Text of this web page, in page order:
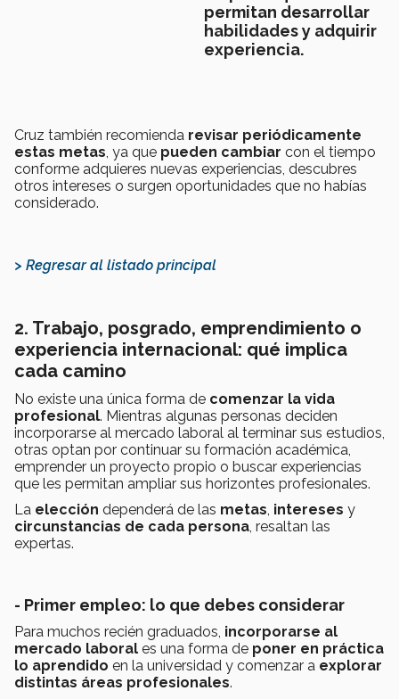
permitan desarrollar
habilidades y adquirir
experiencia.
Cruz también recomienda revisar periódicamente
estas metas, ya que pueden cambiar con el tiempo
conforme adquieres nuevas experiencias, descubres
otros intereses o surgen oportunidades que no habías
considerado.
> Regresar al listado principal
2. Trabajo, posgrado, emprendimiento o
experiencia internacional: qué implica
cada camino
No existe una única forma de comenzar la vida
profesional. Mientras algunas personas deciden
incorporarse al mercado laboral al terminar sus estudios,
otras optan por continuar su formación académica,
emprender un proyecto propio o buscar experiencias
que les permitan ampliar sus horizontes profesionales.
La elección dependerá de las metas, intereses y
circunstancias de cada persona, resaltan las
expertas.
- Primer empleo: lo que debes considerar
Para muchos recién graduados, incorporarse al
mercado laboral es una forma de poner en práctica
lo aprendido en la universidad y comenzar a explorar
distintas áreas profesionales.